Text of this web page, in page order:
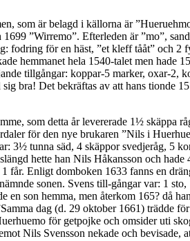
som är belagd i källorna är
”Wirremo”. Efterleden är ”mo”,
för en häst, ”et kleff tååt” och
hemmanet hela 1540-talet men hade
tillgångar: koppar-5 marker, oxar-2,
bra! Det bekräftas av att hans tionde
som detta år levererade 1½ skäppa
för den nye brukaren ”Nils i
3½ tunna säd, 4 skäppor svedjeråg, 5
hette han Nils Håkansson och
får. Enligt domboken 1633 fanns en
sonen. Svens till-gångar var: 1
son hemma, men återkom 165? då
dag (d. 29 oktober 1661) trädde
för getpojke och omsider uti
Nils Svensson nekade och